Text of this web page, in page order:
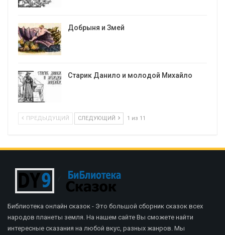
Добрыня и Змей
Старик Данило и молодой Михайло
ПРЕДЫДУЩИЙ СЛЕДУЮЩИЙ 1 из 11
Библиотека онлайн сказок - Это большой сборник сказок всех
народов планеты земля. На нашем сайте Вы сможете найти
интересные сказания на любой вкус, разных жанров. Мы